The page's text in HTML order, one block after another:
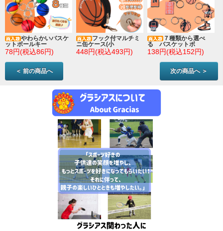
やわらかいバスケ
ットボールキー
78円(税込86円)
フック付マルチミ
ニ缶ケース(小
448円(税込493円)
７種類から選べ
る バスケットボ
138円(税込152円)
＜ 前の商品へ 次の商品へ ＞